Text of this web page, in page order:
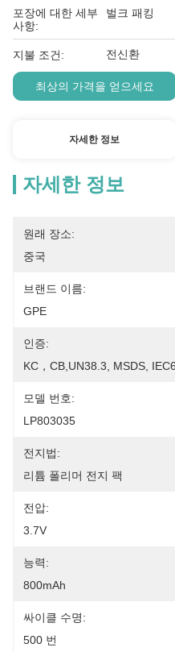
포장에 대한 세부
사항:
벌크 패킹
지불 조건: 전신환
최상의 가격을 얻으세요
자세한 정보
자세한 정보
원래 장소:
중국
브랜드 이름:
GPE
인증:
KC，CB,UN38.3, MSDS,
모델 번호:
LP803035
전지법:
리튬 폴리머 전지 팩
전압:
3.7V
능력:
800mAh
싸이클 수명:
500 번